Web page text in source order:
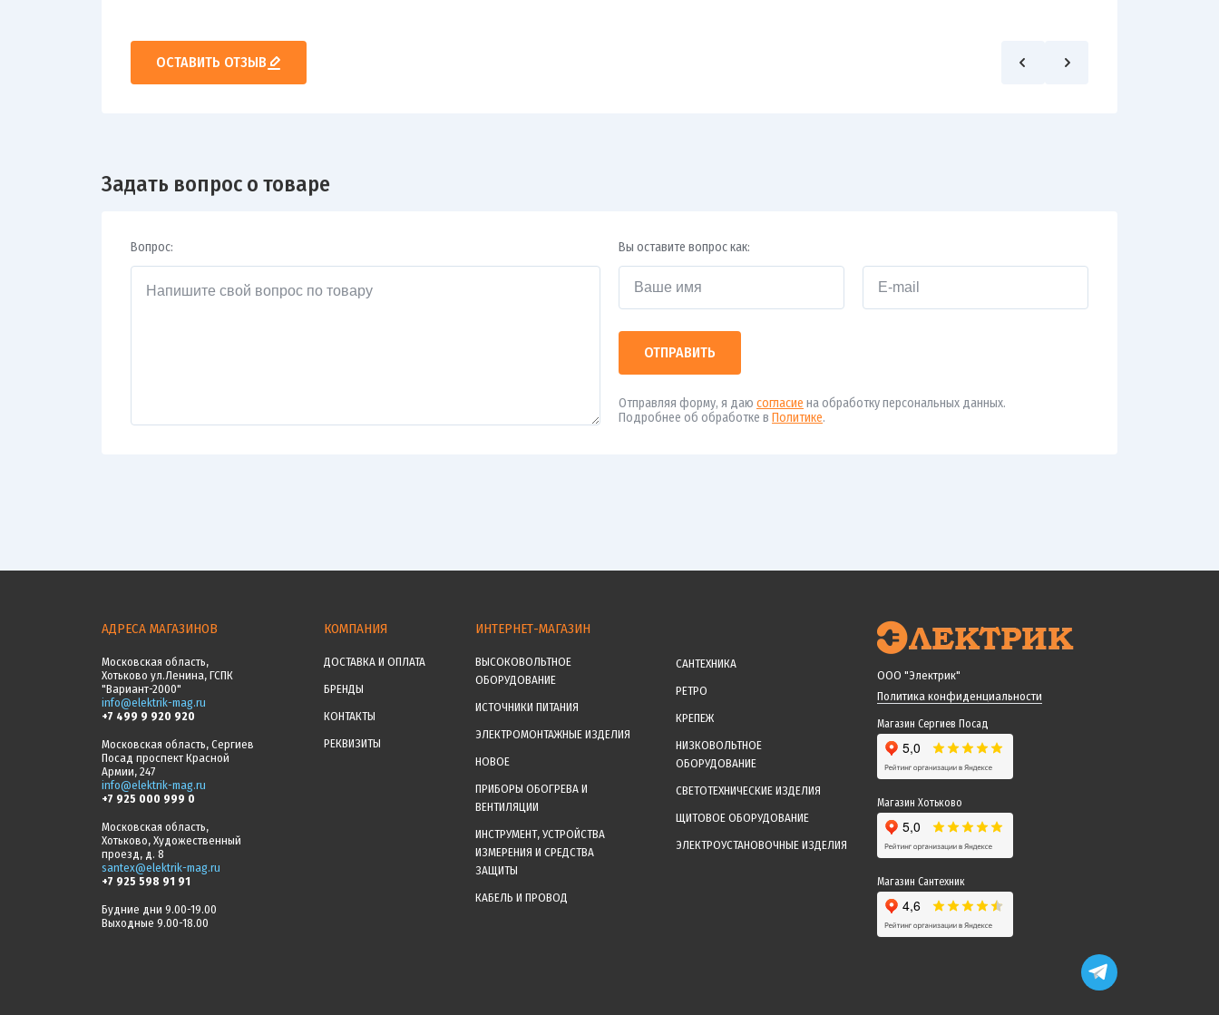
ОСТАВИТЬ ОТЗЫВ
Задать вопрос о товаре
Вопрос: Вы оставите вопрос как:
ОТПРАВИТЬ
Отправляя форму, я даю согласие на обработку персональных данных.
Подробнее об обработке в Политике.
АДРЕСА МАГАЗИНОВ
Московская область,
Хотьково ул.Ленина, ГСПК
"Вариант-2000"
info@elektrik-mag.ru
+7 499 9 920 920
Московская область, Сергиев
Посад проспект Красной
Армии, 247
info@elektrik-mag.ru
+7 925 000 999 0
Московская область,
Хотьково, Художественный
проезд, д. 8
santex@elektrik-mag.ru
+7 925 598 91 91
Будние дни 9.00-19.00
Выходные 9.00-18.00
КОМПАНИЯ
ДОСТАВКА И ОПЛАТА
БРЕНДЫ
КОНТАКТЫ
РЕКВИЗИТЫ
ИНТЕРНЕТ-МАГАЗИН
ВЫСОКОВОЛЬТНОЕ
ОБОРУДОВАНИЕ
ИСТОЧНИКИ ПИТАНИЯ
ЭЛЕКТРОМОНТАЖНЫЕ ИЗДЕЛИЯ
НОВОЕ
ПРИБОРЫ ОБОГРЕВА И
ВЕНТИЛЯЦИИ
ИНСТРУМЕНТ, УСТРОЙСТВА
ИЗМЕРЕНИЯ И СРЕДСТВА
ЗАЩИТЫ
КАБЕЛЬ И ПРОВОД
САНТЕХНИКА
РЕТРО
КРЕПЕЖ
НИЗКОВОЛЬТНОЕ
ОБОРУДОВАНИЕ
СВЕТОТЕХНИЧЕСКИЕ ИЗДЕЛИЯ
ЩИТОВОЕ ОБОРУДОВАНИЕ
ЭЛЕКТРОУСТАНОВОЧНЫЕ ИЗДЕЛИЯ
ООО "Электрик"
Политика конфиденциальности
Магазин Сергиев Посад
Магазин Хотьково
Магазин Сантехник